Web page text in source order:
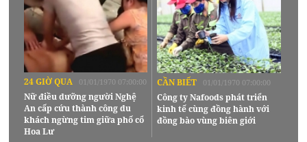
24 GIỜ QUA 01/01/1970 07:00:00
Nữ điều dưỡng người Nghệ
An cấp cứu thành công du
khách ngừng tim giữa phố cổ
Hoa Lư
CẦN BIẾT 01/01/1970 07:00:00
Công ty Nafoods phát triển
kinh tế cùng đồng hành với
đồng bào vùng biên giới